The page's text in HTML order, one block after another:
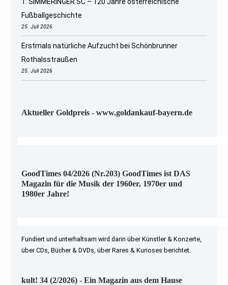
Fußballgeschichte
25. Juli 2026
Erstmals natürliche Aufzucht bei Schönbrunner
Rothalsstraußen
25. Juli 2026
Aktueller Goldpreis - www.goldankauf-bayern.de
GoodTimes 04/2026 (Nr.203) GoodTimes ist DAS
Magazin für die Musik der 1960er, 1970er und
1980er Jahre!
Fundiert und unterhaltsam wird darin über Künstler & Konzerte,
über CDs, Bücher & DVDs, über Rares & Kurioses berichtet.
kult! 34 (2/2026) - Ein Magazin aus dem Hause